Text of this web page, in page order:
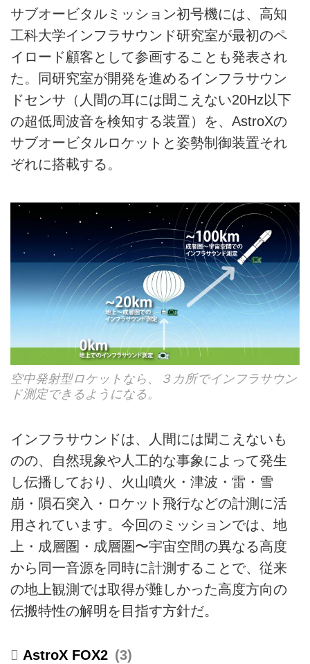
サブオービタルミッション初号機には、高知
工科大学インフラサウンド研究室が最初のペ
イロード顧客として参画することも発表され
た。同研究室が開発を進めるインフラサウン
ドセンサ（人間の耳には聞こえない20Hz以下
の超低周波音を検知する装置）を、AstroXの
サブオービタルロケットと姿勢制御装置それ
ぞれに搭載する。
空中発射型ロケットなら、３カ所でインフラサウン
ド測定できるようになる。
インフラサウンドは、人間には聞こえないも
のの、自然現象や人工的な事象によって発生
し伝播しており、火山噴火・津波・雷・雪
崩・隕石突入・ロケット飛行などの計測に活
用されています。今回のミッションでは、地
上・成層圏・成層圏〜宇宙空間の異なる高度
から同一音源を同時に計測することで、従来
の地上観測では取得が難しかった高度方向の
伝搬特性の解明を目指す方針だ。
AstroX FOX2 3